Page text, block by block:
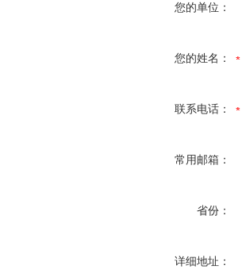
您的单位：
您的姓名：
联系电话：
常用邮箱：
省份：
详细地址：